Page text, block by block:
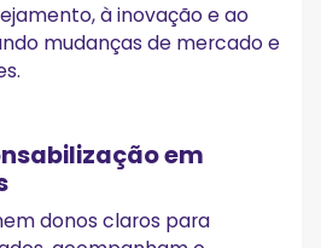
à inovação e ao
mudanças de mercado e
em
donos claros para